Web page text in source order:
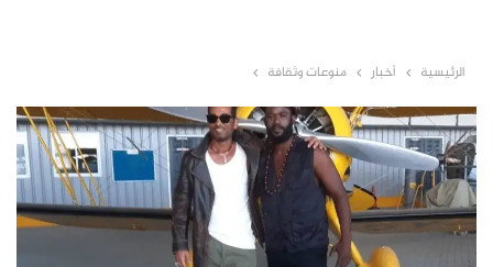
الرئيسية أخبار منوعات وثقافة